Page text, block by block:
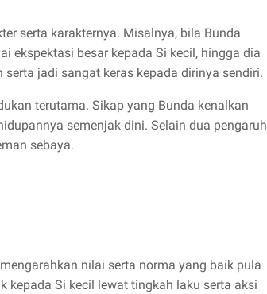
serta karakternya. Misalnya, bila Bunda
ekspektasi besar kepada Si kecil, hingga dia
jadi sangat keras kepada dirinya sendiri.
terutama. Sikap yang Bunda kenalkan
semenjak dini. Selain dua pengaruh
sebaya.
nilai serta norma yang baik pula
kepada Si kecil lewat tingkah laku serta aksi